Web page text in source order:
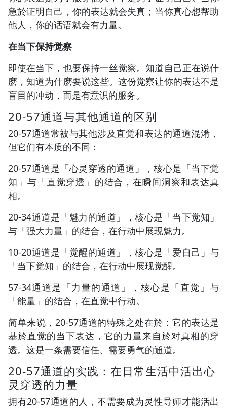
急於证明自己，你的表达就会失真；当你真心想帮助
他人，你的话语就会有力量。
在当下保持觉察
即使在当下，也要保持一丝觉察。知道自己正在说什
麽，知道为什麽要说这些。这份觉察让你的表达不是
盲目的冲动，而是有意识的服务。
20-57通道与其他通道的区别
20-57通道常被与其他涉及直觉和表达的通道混淆，
但它们有本质的不同：
20-57通道是「心灵穿透的通道」，核心是「当下觉
知」与「直觉穿透」的结合，在瞬间洞察和表达真
相。
20-34通道是「魅力的通道」，核心是「当下觉知」
与「强大力量」的结合，在行动中展现魅力。
10-20通道是「觉醒的通道」，核心是「爱自己」与
「当下觉知」的结合，在行动中展现觉醒。
57-34通道是「力量的通道」，核心是「直觉」与
「能量」的结合，在直觉中行动。
简单来说，20-57通道的特殊之处在於：它的表达是
基於直觉的当下表达，它的力量来自於对真相的穿
透。这是一条需要信任、需要勇气的通道。
20-57通道的实践：在日常生活中活出心
灵穿透的力量
拥有20-57通道的人，不需要成为灵性导师才能活出